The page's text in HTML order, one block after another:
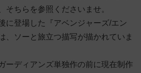
そちらを参照くださいませ。
に登場した『アベンジャーズ/エン
、ソーと旅立つ描写が描かれていま
ーディアンズ単独作の前に現在制作